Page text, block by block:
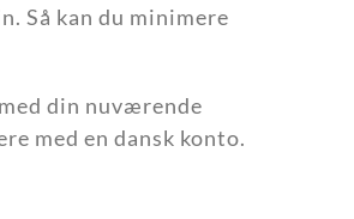
Så kan du minimere
din nuværende
med en dansk konto.